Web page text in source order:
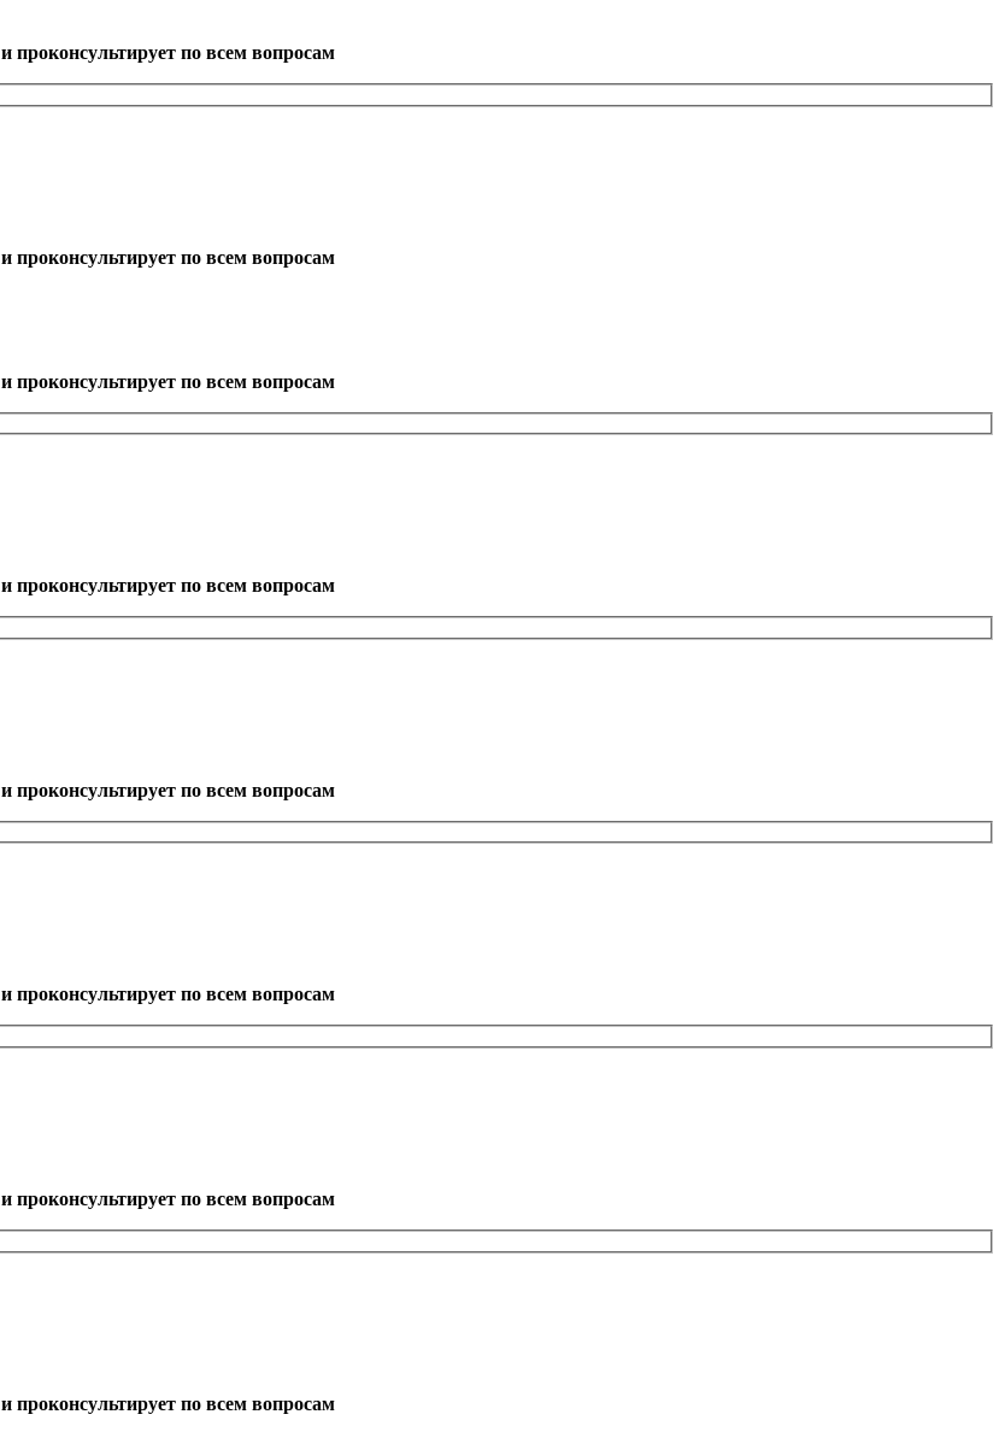
и проконсультирует по всем вопросам
и проконсультирует по всем вопросам
и проконсультирует по всем вопросам
и проконсультирует по всем вопросам
и проконсультирует по всем вопросам
и проконсультирует по всем вопросам
и проконсультирует по всем вопросам
и проконсультирует по всем вопросам